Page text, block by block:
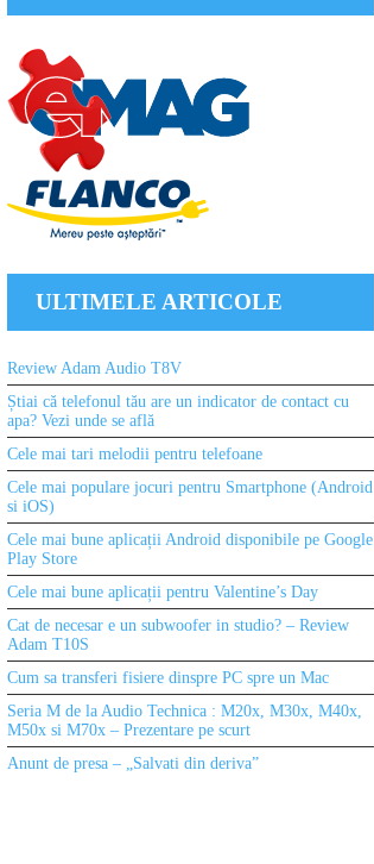
ULTIMELE ARTICOLE
Review Adam Audio T8V
Știai că telefonul tău are un indicator de contact cu
apa? Vezi unde se află
Cele mai tari melodii pentru telefoane
Cele mai populare jocuri pentru Smartphone (Android
si iOS)
Cele mai bune aplicații Android disponibile pe Google
Play Store
Cele mai bune aplicații pentru Valentine’s Day
Cat de necesar e un subwoofer in studio? – Review
Adam T10S
Cum sa transferi fisiere dinspre PC spre un Mac
Seria M de la Audio Technica : M20x, M30x, M40x,
M50x si M70x – Prezentare pe scurt
Anunt de presa – „Salvati din deriva”